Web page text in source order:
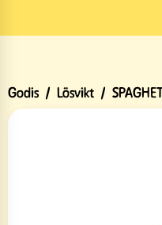
Godis / Lösvikt /